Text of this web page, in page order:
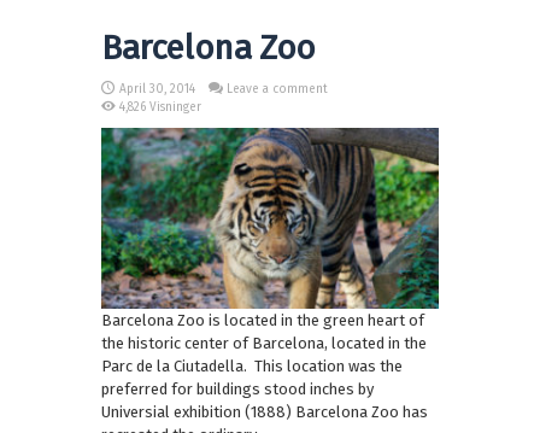
Barcelona Zoo
April 30, 2014
Leave a comment
4,826 Visninger
Barcelona Zoo is located in the green heart of
the historic center of Barcelona, ​​located in the
Parc de la Ciutadella. This location was the
preferred for buildings stood inches by
Universial exhibition (1888) Barcelona Zoo has